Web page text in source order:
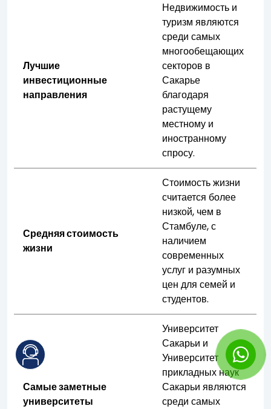
Лучшие
инвестиционные
направления
Недвижимость и
туризм являются
среди самых
многообещающих
секторов в
Сакарье
благодаря
растущему
местному и
иностранному
спросу.
Средняя стоимость
жизни
Стоимость жизни
считается более
низкой, чем в
Стамбуле, с
наличием
современных
услуг и разумных
цен для семей и
студентов.
Самые заметные
университеты
Университет
Сакарьи и
Университет
прикладных наук
Сакарьи являются
среди самых